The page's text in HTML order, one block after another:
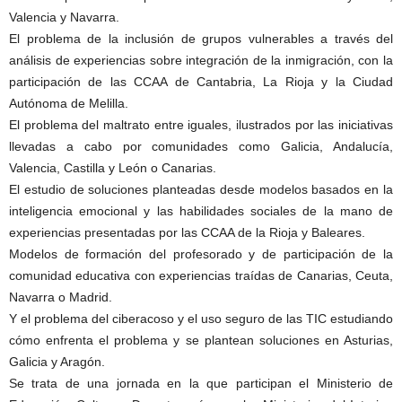
Valencia y Navarra.
El problema de la inclusión de grupos vulnerables a través del
análisis de experiencias sobre integración de la inmigración, con la
participación de las CCAA de Cantabria, La Rioja y la Ciudad
Autónoma de Melilla.
El problema del maltrato entre iguales, ilustrados por las iniciativas
llevadas a cabo por comunidades como Galicia, Andalucía,
Valencia, Castilla y León o Canarias.
El estudio de soluciones planteadas desde modelos basados en la
inteligencia emocional y las habilidades sociales de la mano de
experiencias presentadas por las CCAA de la Rioja y Baleares.
Modelos de formación del profesorado y de participación de la
comunidad educativa con experiencias traídas de Canarias, Ceuta,
Navarra o Madrid.
Y el problema del ciberacoso y el uso seguro de las TIC estudiando
cómo enfrenta el problema y se plantean soluciones en Asturias,
Galicia y Aragón.
Se trata de una jornada en la que participan el Ministerio de